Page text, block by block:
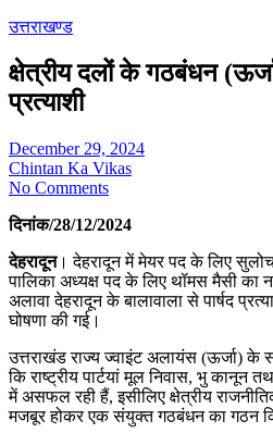
उत्तराखण्ड
क्षेत्रीय दलों के गठबंधन
प्रत्याशी
December 29, 2024
Chintan Ka Vikas
No Comments
दिनांक/28/12/2024
देहरादून। देहरादून में मेयर पद के लिए
पालिका अध्यक्ष पद के लिए थॉमस मैसी का
अलावा देहरादून के बालावाला से पार्षद
घोषणा की गई।
उत्तराखंड राज्य ज्वाइंट अलायंस (ऊर्जा)
कि राष्ट्रीय पार्टयां मूल निवास, भु कानून
में असफल रही हैं, इसीलिए क्षेत्रीय
मजबूर होकर एक संयुक्त गठबंधन का गठन